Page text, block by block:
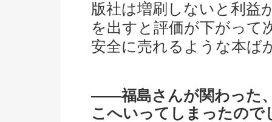
版社は増刷しないと利益
を出すと評価が下がって
安全に売れるような本ば
――福島さんが関わった
こへいってしまったので